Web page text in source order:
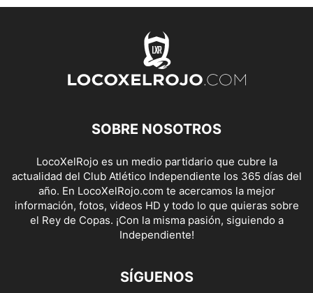
SOBRE NOSOTROS
LocoXelRojo es un medio partidario que cubre la
actualidad del Club Atlético Independiente los 365 días del
año. En LocoXelRojo.com te acercamos la mejor
información, fotos, videos HD y todo lo que quieras sobre
el Rey de Copas. ¡Con la misma pasión, siguiendo a
Independiente!
SÍGUENOS